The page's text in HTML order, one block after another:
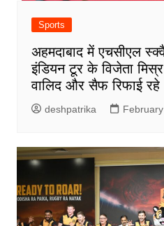
Sports
अहमदाबाद में एचसीएल
इंडियन टूर के विजेता
वालिद और सैफ रिफाई रहे
deshpatrika